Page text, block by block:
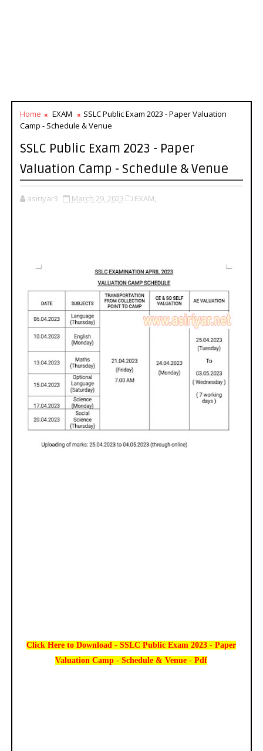
Home EXAM
SSLC Public Exam 2023 - Paper Valuation
Camp - Schedule & Venue
SSLC Public Exam 2023 - Paper
Valuation Camp - Schedule & Venue
asiriyar3 March 29, 2023 EXAM,
Click Here to Download - SSLC Public Exam 2023 - Paper
Valuation Camp - Schedule & Venue - Pdf